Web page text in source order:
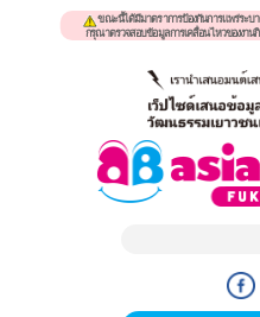
ขณะนี้ได้มีมาตราการป้องกันการแพร่ระบ
กรุณาตรวจสอบข้อมูลการเคลื่อนไหวของงาน